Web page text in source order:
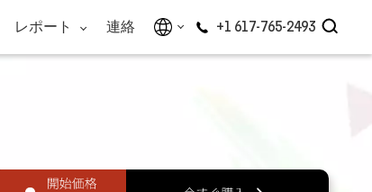
レポート 連絡 +1 617-765-2493